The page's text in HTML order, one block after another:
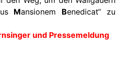
Mansionem Benedicat“ zu
und Pressemeldung